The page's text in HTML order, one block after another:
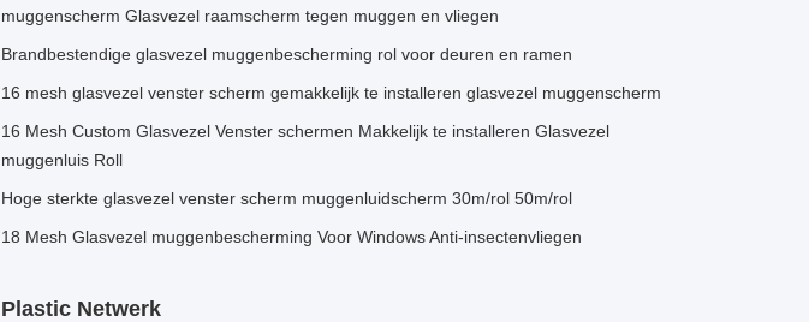
muggenscherm Glasvezel raamscherm tegen muggen en vliegen
Brandbestendige glasvezel muggenbescherming rol voor deuren en ramen
16 mesh glasvezel venster scherm gemakkelijk te installeren glasvezel muggenscherm
16 Mesh Custom Glasvezel Venster schermen Makkelijk te installeren Glasvezel
muggenluis Roll
Hoge sterkte glasvezel venster scherm muggenluidscherm 30m/rol 50m/rol
18 Mesh Glasvezel muggenbescherming Voor Windows Anti-insectenvliegen
Plastic Netwerk